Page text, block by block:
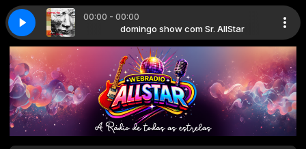
00:00 - 00:00
AllStar domingo show com Sr. AllStar
Alphaville - Forever Young